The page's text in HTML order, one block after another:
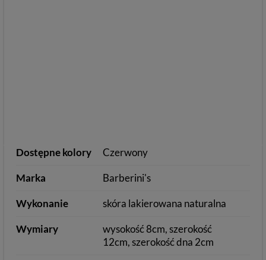
Dostępne kolory Czerwony
Marka Barberini's
Wykonanie skóra lakierowana naturalna
Wymiary
wysokość 8cm, szerokość
12cm, szerokość dna 2cm